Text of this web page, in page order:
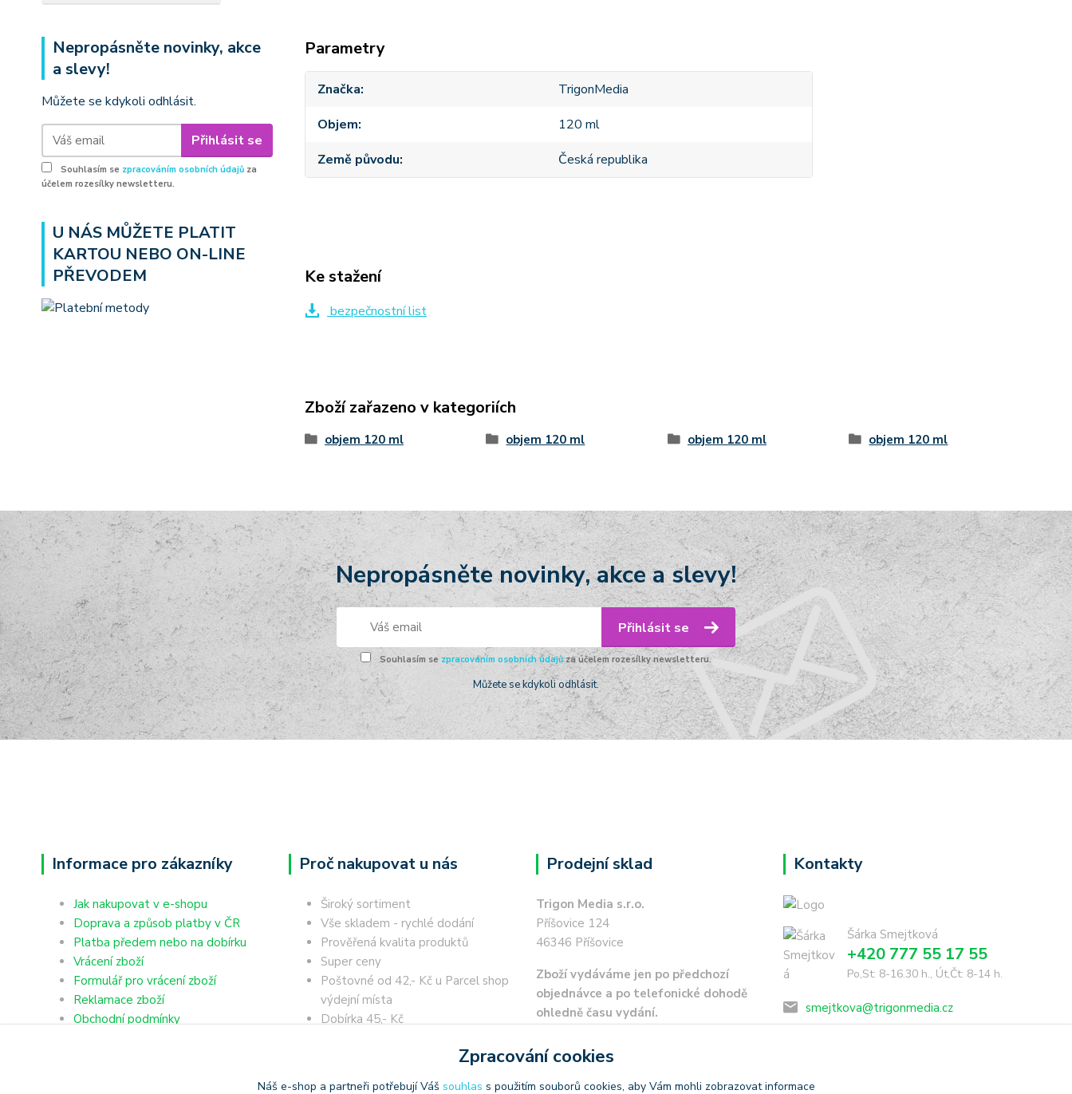
Nepropásněte novinky, akce
a slevy!
Můžete se kdykoli odhlásit.
Přihlásit se
Souhlasím se zpracováním osobních údajů za
účelem rozesílky newsletteru.
U NÁS MŮŽETE PLATIT
KARTOU NEBO ON-LINE
PŘEVODEM
Parametry
Značka
TrigonMedia
Objem
120 ml
Země původu
Česká republika
Ke stažení
bezpečnostní list
Zboží zařazeno v kategoriích
objem 120 ml objem 120 ml objem 120 ml objem 120 ml
Nepropásněte novinky, akce a slevy!
Přihlásit se
Souhlasím se zpracováním osobních údajůza účelem rozesílky newsletteru.
Můžete se kdykoli odhlásit.
Informace pro zákazníky
Jak nakupovat v e-shopu
Doprava a způsob platby v ČR
Platba předem nebo na dobírku
Vrácení zboží
Formulář pro vrácení zboží
Reklamace zboží
Obchodní podmínky
Proč nakupovat u nás
Široký sortiment
Vše skladem - rychlé dodání
Prověřená kvalita produktů
Super ceny
Poštovné od 42,- Kč u Parcel shop
výdejní místa
Dobírka 45,- Kč
Prodejní sklad
Trigon Media s.r.o.
Příšovice 124
46346 Příšovice
Zboží vydáváme jen po předchozí
objednávce a po telefonické dohodě
ohledně času vydání.
Kontakty
Šárka Smejtková
+420 777 55 17 55
Po,St: 8-16.30 h., Út,Čt: 8-14 h.
smejtkova@trigonmedia.cz
Zpracování cookies
Náš e-shop a partneři potřebují Váš souhlas s použitím souborů cookies, aby Vám mohli zobrazovat informace